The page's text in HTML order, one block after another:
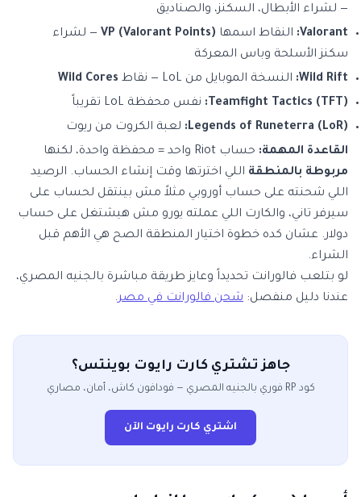
— لشراء الأبطال، السكنز، والصناديق
Valorant:
النقاط اسمها VP (Valorant Points) — لشراء
سكنز الأسلحة وباس المعركة
Wild Rift: النسخة الموبايل من LoL — نقاط
Wild Cores
Teamfight Tactics (TFT):
نفس محفظة LoL تقريباً
Legends of Runeterra (LoR):
لعبة الكروت من ريوت
القاعدة المهمة: حساب Riot واحد = محفظة واحدة، لكنها
مربوطة بالمنطقة اللي اخترتها وقت إنشاء الحساب. الرصيد
اللي شحنته على حساب أوروبي مثلاً مش بينتقل لحساب على
سيرفر تاني، والكارت اللي عملته يورو مش هيشتغل على حساب
دولار. عشان كده خطوة اختيار المنطقة الصح هي الأهم قبل
الشراء.
لو بتلعب فالورانت تحديداً وعايز طريقة مباشرة بالجنيه المصري،
عندنا دليل منفصل: شحن فالورانت في مصر.
جاهز تشتري كارت رايوت بوينتس؟
كود RP فوري بالجنيه المصري — فودافون كاش، أمان، مصاري
اشتري كارت رايوت الآن